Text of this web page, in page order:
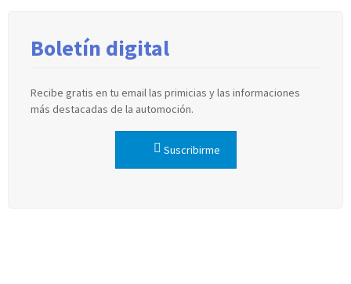
Boletín digital
Recibe gratis en tu email las primicias y las informaciones
más destacadas de la automoción.
Suscribirme